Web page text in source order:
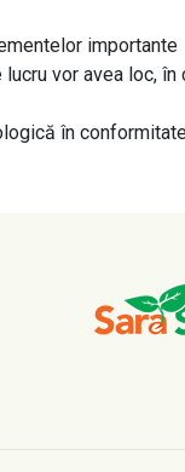
importante
vor avea loc,
în